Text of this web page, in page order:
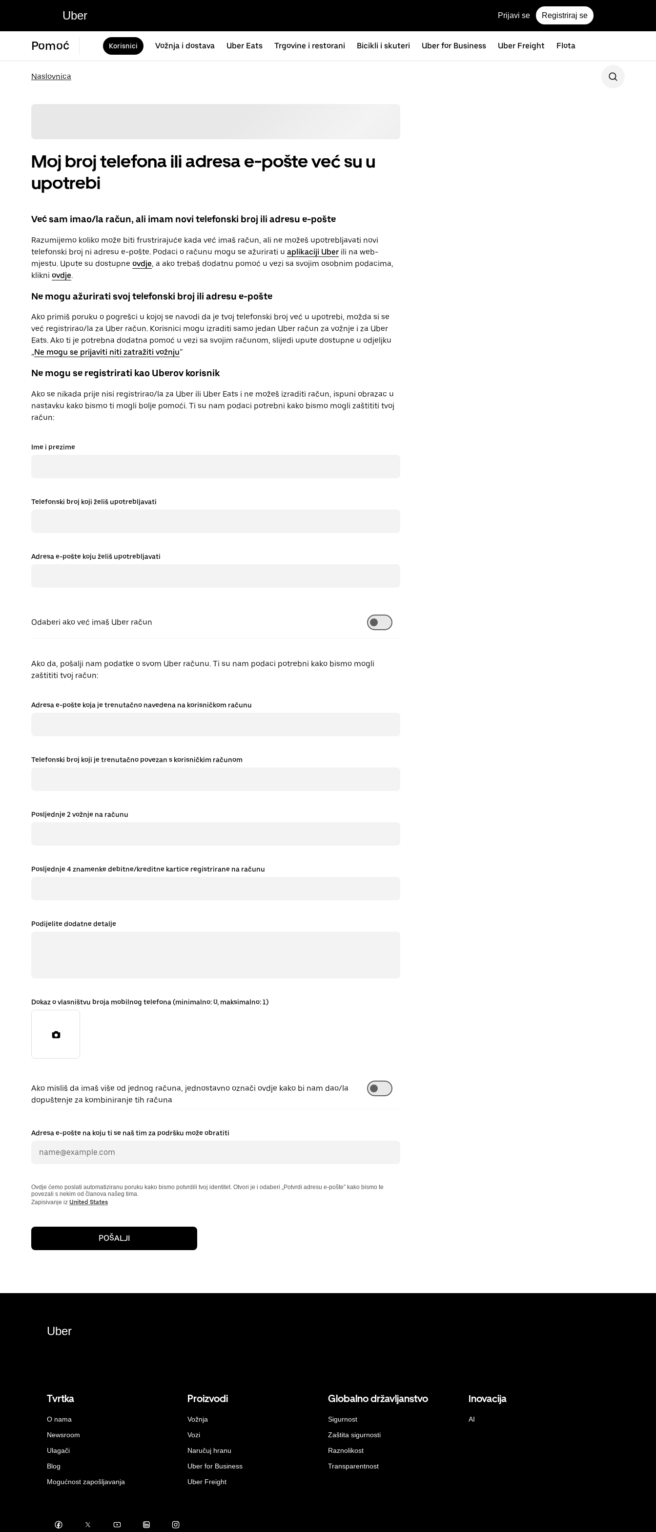
Uber Prijavi se Registriraj se
Pomoć Korisnici Vožnja i dostava Uber Eats Trgovine i restorani Bicikli i skuteri Uber for Business Uber Freight Flota
Naslovnica
Moj broj telefona ili adresa e-pošte već su u
upotrebi
Već sam imao/la račun, ali imam novi telefonski broj ili adresu e-pošte
Razumijemo koliko može biti frustrirajuće kada već imaš račun, ali ne možeš upotrebljavati novi
telefonski broj ni adresu e-pošte. Podaci o računu mogu se ažurirati u aplikaciji Uber ili na web-
mjestu. Upute su dostupne ovdje, a ako trebaš dodatnu pomoć u vezi sa svojim osobnim podacima,
klikni ovdje.
Ne mogu ažurirati svoj telefonski broj ili adresu e-pošte
Ako primiš poruku o pogrešci u kojoj se navodi da je tvoj telefonski broj već u upotrebi, možda si se
već registrirao/la za Uber račun. Korisnici mogu izraditi samo jedan Uber račun za vožnje i za Uber
Eats. Ako ti je potrebna dodatna pomoć u vezi sa svojim računom, slijedi upute dostupne u odjeljku
„Ne mogu se prijaviti niti zatražiti vožnju”
Ne mogu se registrirati kao Uberov korisnik
Ako se nikada prije nisi registrirao/la za Uber ili Uber Eats i ne možeš izraditi račun, ispuni obrazac u
nastavku kako bismo ti mogli bolje pomoći. Ti su nam podaci potrebni kako bismo mogli zaštititi tvoj
račun:
Ime i prezime
Telefonski broj koji želiš upotrebljavati
Adresa e-pošte koju želiš upotrebljavati
Odaberi ako već imaš Uber račun
Ako da, pošalji nam podatke o svom Uber računu. Ti su nam podaci potrebni kako bismo mogli
zaštititi tvoj račun:
Adresa e-pošte koja je trenutačno navedena na korisničkom računu
Telefonski broj koji je trenutačno povezan s korisničkim računom
Posljednje 2 vožnje na računu
Posljednje 4 znamenke debitne/kreditne kartice registrirane na računu
Podijelite dodatne detalje
Dokaz o vlasništvu broja mobilnog telefona (minimalno: 0, maksimalno: 1)
Ako misliš da imaš više od jednog računa, jednostavno označi ovdje kako bi nam dao/la
dopuštenje za kombiniranje tih računa
Adresa e-pošte na koju ti se naš tim za podršku može obratiti
Ovdje ćemo poslati automatiziranu poruku kako bismo potvrdili tvoj identitet. Otvori je i odaberi „Potvrdi adresu e-pošte” kako bismo te
povezali s nekim od članova našeg tima.
Zapisivanje iz United States
POŠALJI
Uber
Tvrtka
O nama
Newsroom
Ulagači
Blog
Mogućnost zapošljavanja
Proizvodi
Vožnja
Vozi
Naručuj hranu
Uber for Business
Uber Freight
Globalno državljanstvo
Sigurnost
Zaštita sigurnosti
Raznolikost
Transparentnost
Inovacija
AI